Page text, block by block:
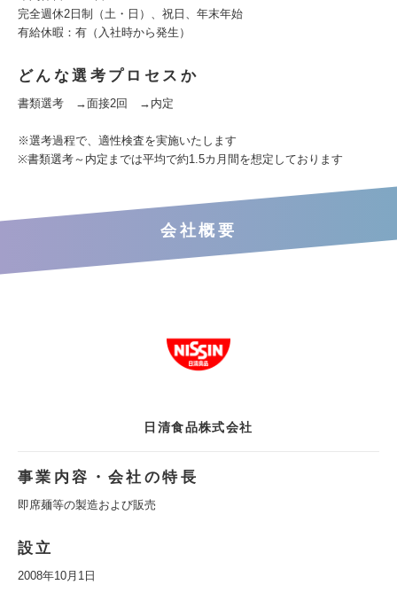
完全週休2日制（土・日）、祝日、年末年始
有給休暇：有（入社時から発生）
どんな選考プロセスか
書類選考 →面接2回 →内定
※選考過程で、適性検査を実施いたします
※書類選考～内定までは平均で約1.5カ月間を想定しております
会社概要
日清食品株式会社
事業内容・会社の特長
即席麺等の製造および販売
設立
2008年10月1日